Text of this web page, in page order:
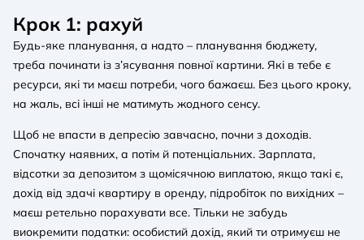
Крок 1: рахуй
Будь-яке планування, а надто – планування бюджету,
треба починати із з’ясування повної картини. Які в тебе є
ресурси, які ти маєш потреби, чого бажаєш. Без цього кроку,
на жаль, всі інші не матимуть жодного сенсу.
Щоб не впасти в депресію завчасно, почни з доходів.
Спочатку наявних, а потім й потенціальних. Зарплата,
відсотки за депозитом з щомісячною виплатою, якщо такі є,
дохід від здачі квартиру в оренду, підробіток по вихідних –
маєш ретельно порахувати все. Тільки не забудь
виокремити податки: особистий дохід, який ти отримуєш не